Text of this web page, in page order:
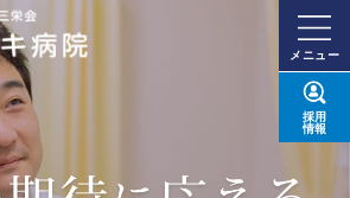
メニュー
採用
情報